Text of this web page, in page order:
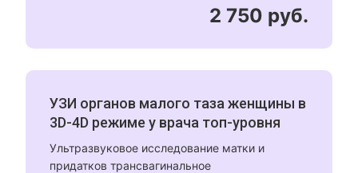
2 750 руб.
УЗИ органов малого таза женщины в
3D-4D режиме у врача топ-уровня
Ультразвуковое исследование матки и
придатков трансвагинальное